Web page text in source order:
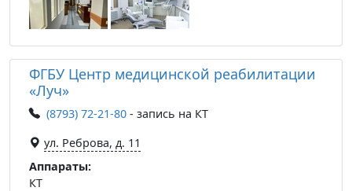
ФГБУ Центр медицинской реабилитации
«Луч»
(8793) 72-21-80 - запись на КТ
ул. Реброва, д. 11
Аппараты:
КТ